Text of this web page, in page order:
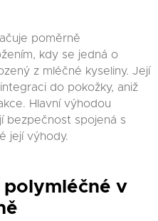
poměrně
kdy se jedná o
z mléčné kyseliny. Její
do pokožky, aniž
Hlavní výhodou
bezpečnost spojená s
její výhody.
v